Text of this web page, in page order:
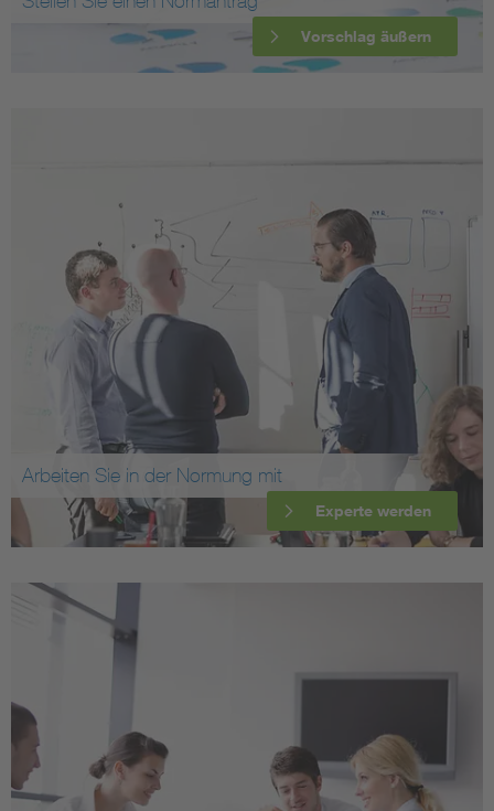
Vorschlag äußern
Arbeiten Sie in der Normung mit
Experte werden